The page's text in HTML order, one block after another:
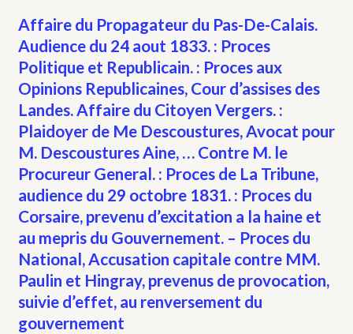
Affaire du Propagateur du Pas-De-Calais.
Audience du 24 aout 1833. : Proces
Politique et Republicain. : Proces aux
Opinions Republicaines, Cour d’assises des
Landes. Affaire du Citoyen Vergers. :
Plaidoyer de Me Descoustures, Avocat pour
M. Descoustures Aine, … Contre M. le
Procureur General. : Proces de La Tribune,
audience du 29 octobre 1831. : Proces du
Corsaire, prevenu d’excitation a la haine et
au mepris du Gouvernement. – Proces du
National, Accusation capitale contre MM.
Paulin et Hingray, prevenus de provocation,
suivie d’effet, au renversement du
gouvernement